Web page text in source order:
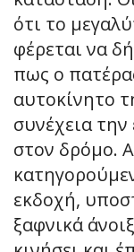
ότι το
φέρεται να
πως ο
αυτοκίνητο
συνέχεια
στον δρόμο.
εκδοχή,
ξαφνικά